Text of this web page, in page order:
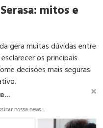
mitos e
gera muitas dúvidas entre
os principais
decisões mais seguras
crédito
nossa news...